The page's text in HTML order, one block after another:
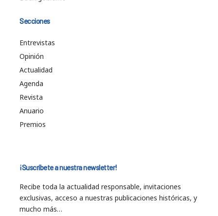
Secciones
Entrevistas
Opinión
Actualidad
Agenda
Revista
Anuario
Premios
¡Suscríbete a nuestra newsletter!
Recibe toda la actualidad responsable, invitaciones
exclusivas, acceso a nuestras publicaciones históricas, y
mucho más…